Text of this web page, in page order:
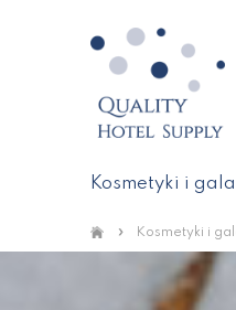
Kosmetyki i
» Kosmetyki i